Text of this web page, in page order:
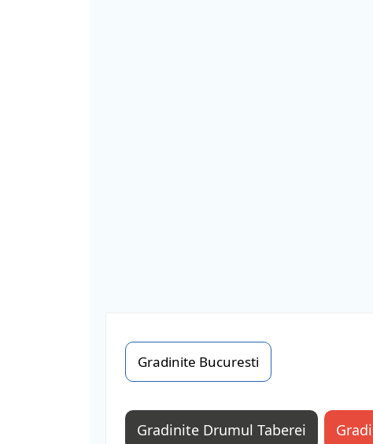
Gradinite Bucuresti
Gradinite Drumul Taberei